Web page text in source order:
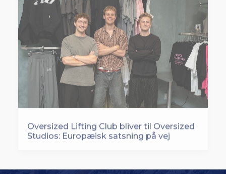
Oversized Lifting Club bliver til Oversized